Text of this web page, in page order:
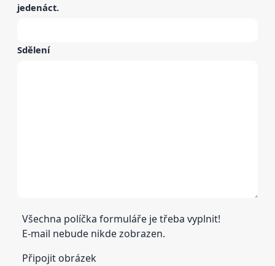
jedenáct.
Sdělení
Všechna políčka formuláře je třeba vyplnit!
E-mail nebude nikde zobrazen.
Připojit obrázek